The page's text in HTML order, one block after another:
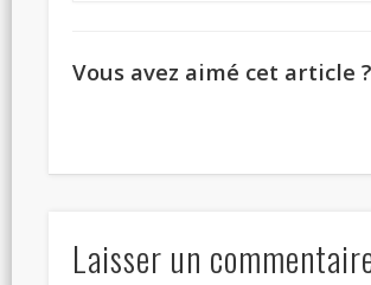
Vous avez aimé cet article
Laisser un